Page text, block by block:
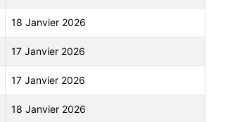
18 Janvier 2026
17 Janvier 2026
17 Janvier 2026
18 Janvier 2026